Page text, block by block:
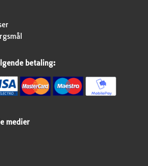
betaling:
medier